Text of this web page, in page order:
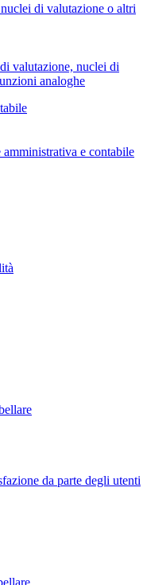
di valutazione o altri
valutazione, nuclei di
analoghe
e contabile
da parte degli utenti